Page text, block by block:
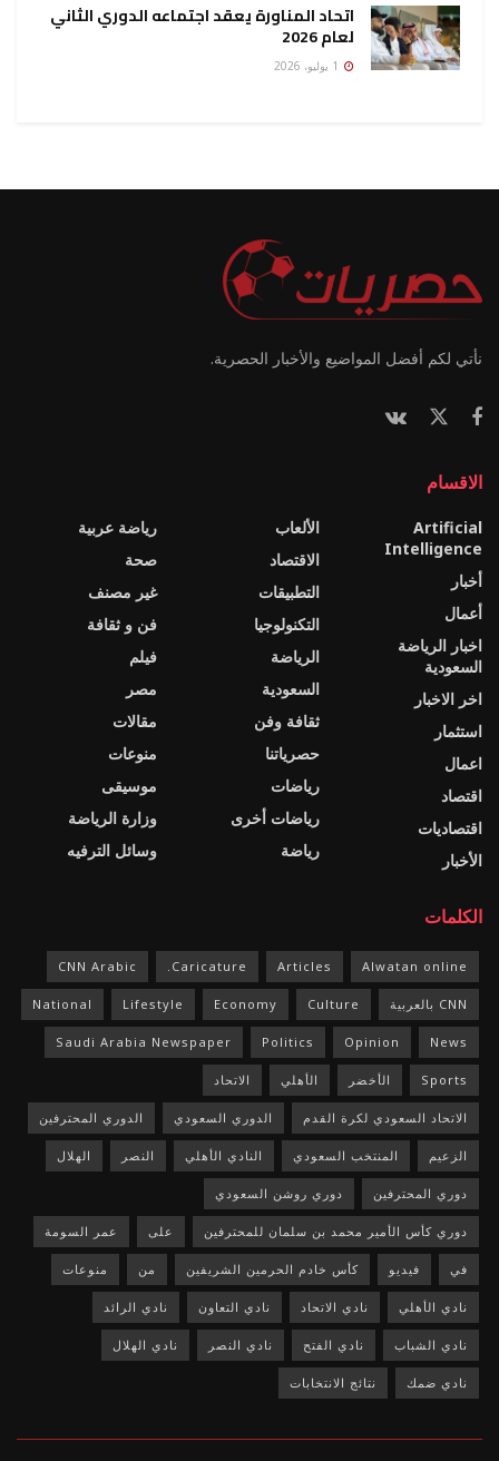
اتحاد المناورة يعقد اجتماعه الدوري الثاني
لعام 2026
نأتي لكم أفضل المواضيع والأخبار الحصرية.
الاقسام
Artificial
Intelligence
أخبار
أعمال
اخبار الرياضة
السعودية
اخر الاخبار
استثمار
اعمال
اقتصاد
اقتصاديات
الأخبار
الألعاب
الاقتصاد
التطبيقات
التكنولوجيا
الرياضة
السعودية
ثقافة وفن
حصرياتنا
رياضات
رياضات أخرى
رياضة
رياضة عربية
صحة
غير مصنف
فن و ثقافة
فيلم
مصر
مقالات
منوعات
موسيقى
وزارة الرياضة
وسائل الترفيه
الكلمات
Alwatan online
Articles
Caricature.
CNN Arabic
CNN بالعربية Culture
Economy
Lifestyle
National
News
Opinion
Politics
Saudi Arabia Newspaper
Sports الأخضر الأهلي الاتحاد
الاتحاد السعودي لكرة القدم الدوري السعودي الدوري المحترفين
الزعيم المنتخب السعودي النادي الأهلي النصر الهلال
دوري المحترفين دوري روشن السعودي
دوري كأس الأمير محمد بن سلمان للمحترفين على عمر السومة
في فيديو كأس خادم الحرمين الشريفين من منوعات
نادي الأهلي نادي الاتحاد نادي التعاون نادي الرائد
نادي الشباب نادي الفتح نادي النصر نادي الهلال
نادي ضمك نتائج الانتخابات